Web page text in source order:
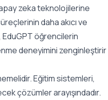
zeka teknolojilerine
daha akıcı ve
EduGPT öğrencilerin
deneyimini zenginleştirir
Eğitim sistemleri,
çözümler arayışındadır.